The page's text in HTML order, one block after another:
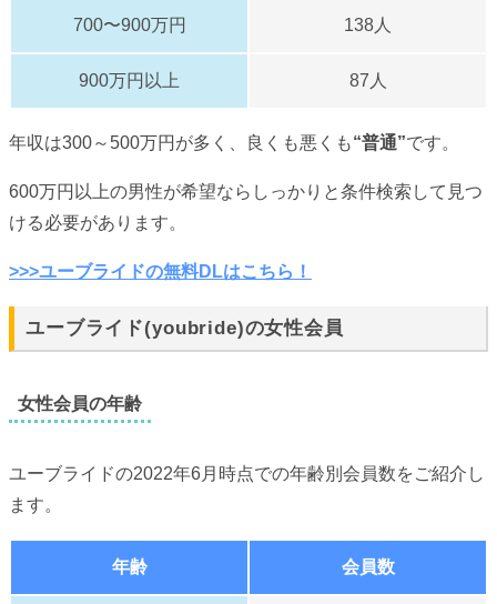
700〜900万円 138人
900万円以上 87人
年収は300～500万円が多く、良くも悪くも“普通”です。
600万円以上の男性が希望ならしっかりと条件検索して見つ
ける必要があります。
>>>ユーブライドの無料DLはこちら！
ユーブライド(youbride)の女性会員
女性会員の年齢
ユーブライドの2022年6月時点での年齢別会員数をご紹介し
ます。
年齢 会員数